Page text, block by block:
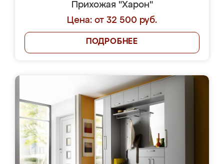
Прихожая "Харон"
Цена: от 32 500 руб.
ПОДРОБНЕЕ